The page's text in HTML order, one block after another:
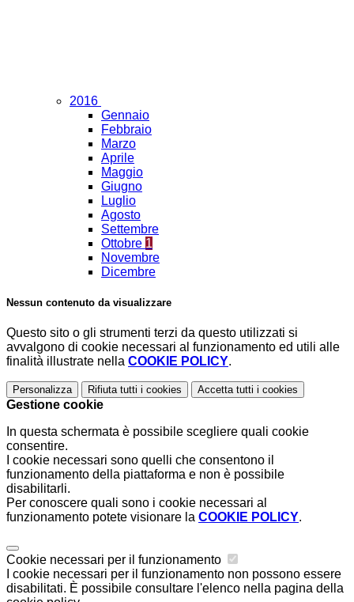
2016
Gennaio
Febbraio
Marzo
Aprile
Maggio
Giugno
Luglio
Agosto
Settembre
Ottobre 1
Novembre
Dicembre
Nessun contenuto da visualizzare
Questo sito o gli strumenti terzi da questo utilizzati si
avvalgono di cookie necessari al funzionamento ed utili alle
finalità illustrate nella COOKIE POLICY.
Personalizza Rifiuta tutti i cookies Accetta tutti i cookies
Gestione cookie
In questa schermata è possibile scegliere quali cookie
consentire.
I cookie necessari sono quelli che consentono il
funzionamento della piattaforma e non è possibile
disabilitarli.
Per conoscere quali sono i cookie necessari al
funzionamento potete visionare la COOKIE POLICY.
Cookie necessari per il funzionamento
I cookie necessari per il funzionamento non possono essere
disabilitati. È possibile consultare l'elenco nella pagina della